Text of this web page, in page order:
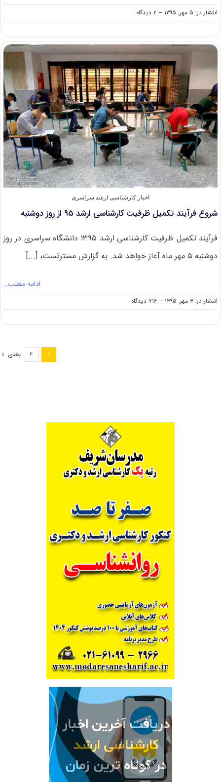
انتشار در: ۵ مهر, ۱۳۹۵ -- ۲ دیدگاه
on
انتشار
کارشناسی
ارشد
بدون
آزمون
۹۵
دانشگاه
تحصیلات
تکمیلی
کرمان
اخبار کارشناسی ارشد سراسری
شروع فرآیند تکمیل ظرفیت کارشناسی ارشد ۹۵ از روز دوشنبه
فرآیند تکمیل ظرفیت کارشناسی ارشد ۱۳۹۵ دانشگاه سراسری در روز
دوشنبه ۵ مهر ماه آغاز خواهد شد. به گزارش مسترتست، [...]
ادامه مطلب…
انتشار در: ۳ مهر, ۱۳۹۵ -- ۷۱۶ دیدگاه
on
شروع
۱ ۲ بعدی